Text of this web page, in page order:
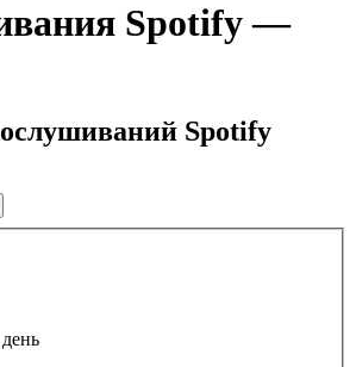
Spotify —
Spotify